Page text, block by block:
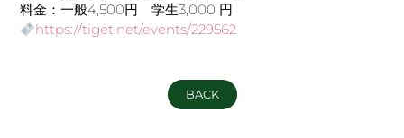
料金：一般4,500円 学生3,000 円
https://tiget.net/events/229562
BACK